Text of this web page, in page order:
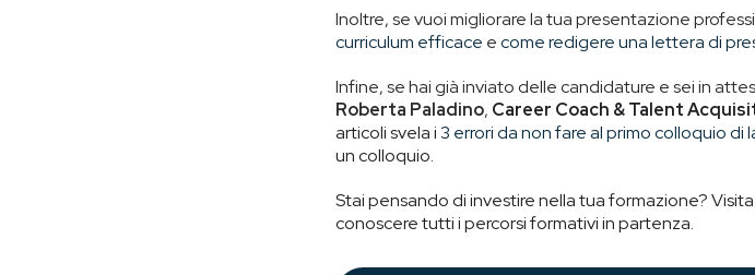
Inoltre, se vuoi migliorare la tua presentazione
curriculum efficace ecome redigere una lettera di
Infine, se hai già inviato delle candidature e sei in
Roberta Paladino, Career Coach & Talent
articoli svela i3 errori da non fare al primo colloquio di
un colloquio.
Stai pensando di investire nella tua formazione?
conoscere tutti i percorsi formativi in partenza.